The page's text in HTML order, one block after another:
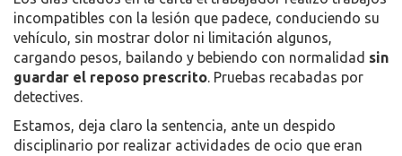
incompatibles con la lesión que padece, conduciendo su
vehículo, sin mostrar dolor ni limitación algunos,
cargando pesos, bailando y bebiendo con normalidad sin
guardar el reposo prescrito. Pruebas recabadas por
detectives.
Estamos, deja claro la sentencia, ante un despido
disciplinario por realizar actividades de ocio que eran